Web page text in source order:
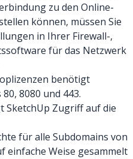
zu den Online-
können, müssen Sie
in Ihrer Firewall-,
für das Netzwerk
benötigt
8080 und 443.
SketchUp Zugriff auf die
für alle Subdomains von
einfache Weise gesammelt